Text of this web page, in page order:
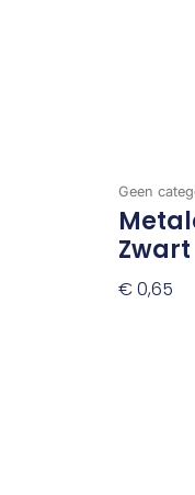
Geen
Zwart
€0,65